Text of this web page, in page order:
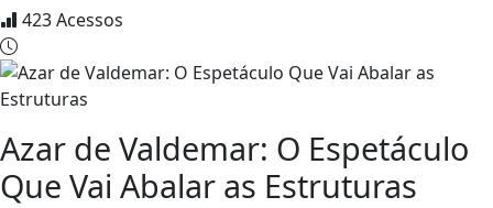
423Acessos
Azar de Valdemar: O Espetáculo
Que Vai Abalar as Estruturas